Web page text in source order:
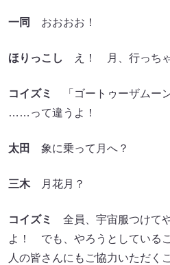
一同 おおおお！
ほりっこし え！ 月、行っちゃ
コイズミ
「ゴートゥーザムー
……って違うよ！
太田 象に乗って月へ？
三木月花月？
コイズミ
全員、宇宙服つけて
よ！ でも、やろうとしている
人の皆さんにもご協力いただく